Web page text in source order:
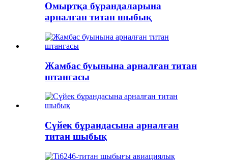
Омыртқа бұрандаларына
арналған титан шыбық
Жамбас буынына арналған титан
штангасы
Сүйек бұрандасына арналған
титан шыбық